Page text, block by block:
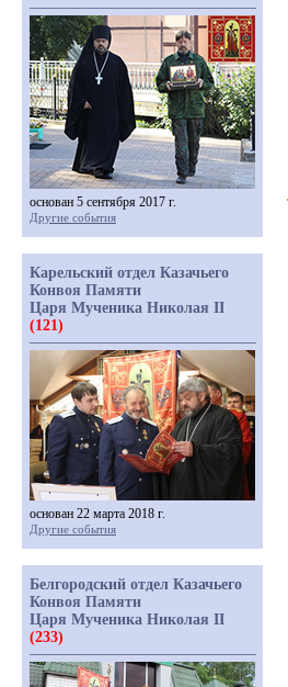
основан 5 сентября 2017 г.
Другие события
Карельский отдел Казачьего
Конвоя Памяти
Царя Мученика Николая II
(121)
основан 22 марта 2018 г.
Другие события
Белгородский отдел Казачьего
Конвоя Памяти
Царя Мученика Николая II
(233)